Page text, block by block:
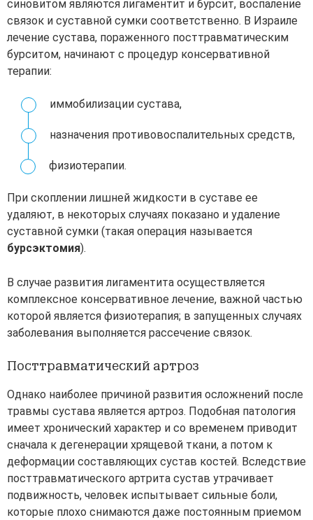
синовитом являются лигаментит и бурсит, воспаление
связок и суставной сумки соответственно. В Израиле
лечение сустава, пораженного посттравматическим
бурситом, начинают с процедур консервативной
терапии:
иммобилизации сустава,
назначения противовоспалительных средств,
физиотерапии.
При скоплении лишней жидкости в суставе ее
удаляют, в некоторых случаях показано и удаление
суставной сумки (такая операция называется
бурсэктомия).
В случае развития лигаментита осуществляется
комплексное консервативное лечение, важной частью
которой является физиотерапия; в запущенных случаях
заболевания выполняется рассечение связок.
Посттравматический артроз
Однако наиболее причиной развития осложнений после
травмы сустава является артроз. Подобная патология
имеет хронический характер и со временем приводит
сначала к дегенерации хрящевой ткани, а потом к
деформации составляющих сустав костей. Вследствие
посттравматического артрита сустав утрачивает
подвижность, человек испытывает сильные боли,
которые плохо снимаются даже постоянным приемом